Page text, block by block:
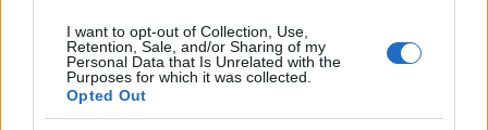
I want to opt-out of Collection, Use,
Retention, Sale, and/or Sharing of my
Personal Data that Is Unrelated with the
Purposes for which it was collected.
Opted Out